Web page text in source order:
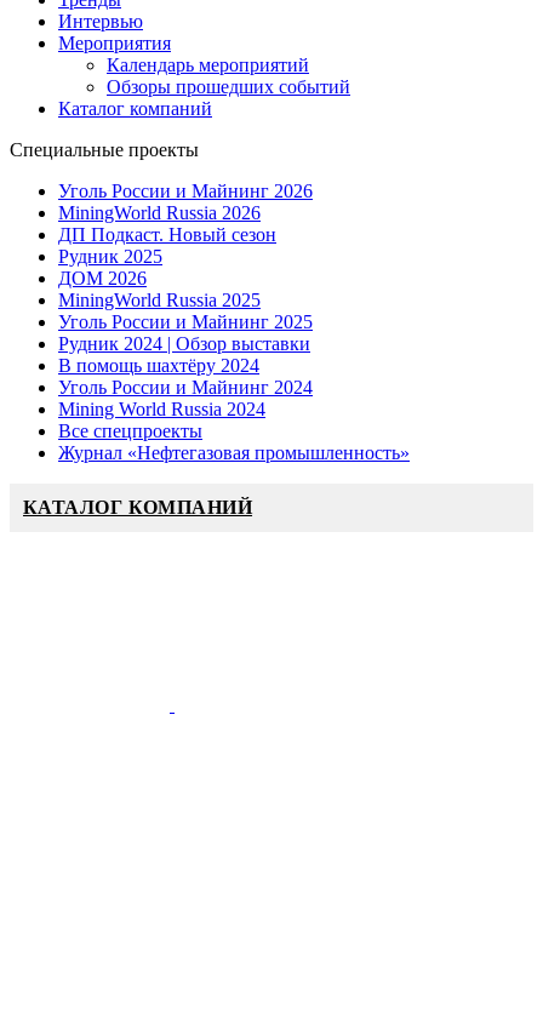
Интервью
Мероприятия
Календарь мероприятий
Обзоры прошедших событий
Каталог компаний
Специальные проекты
Уголь России и Майнинг 2026
MiningWorld Russia 2026
ДП Подкаст. Новый сезон
Рудник 2025
ДОМ 2026
MiningWorld Russia 2025
Уголь России и Майнинг 2025
Рудник 2024 | Обзор выставки
В помощь шахтёру 2024
Уголь России и Майнинг 2024
Mining World Russia 2024
Все спецпроекты
Журнал «Нефтегазовая промышленность»
КАТАЛОГ КОМПАНИЙ